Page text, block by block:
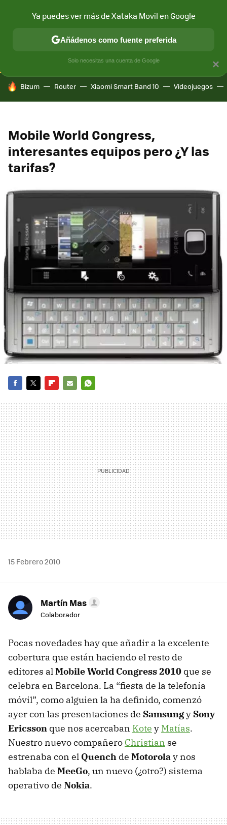
CONECTIVIDAD MÓVIL Y SOCIEDAD APLICACIONES
HOY SE HABLA DE
Bizum Router Xiaomi Smart Band 10 Videojuegos
Mobile World Congress,
interesantes equipos pero ¿Y las
tarifas?
MAIL
15 Febrero 2010
Martín Mas
Colaborador
Pocas novedades hay que añadir a la excelente
cobertura que están haciendo el resto de
editores alMobile World Congress 2010 que se
celebra en Barcelona. La “fiesta de la telefonía
móvil”, como alguien la ha definido, comenzó
ayer con las presentaciones de Samsungy Sony
Ericsson que nos acercaban Kote y Matías.
Nuestro nuevo compañero Christian se
estrenaba con el Quench de Motorolay nos
hablaba de MeeGo, un nuevo (¿otro?) sistema
operativo de Nokia.
×
Ya puedes ver más de Xataka Movil en Google
Añádenos como fuente preferida
Solo necesitas una cuenta de Google